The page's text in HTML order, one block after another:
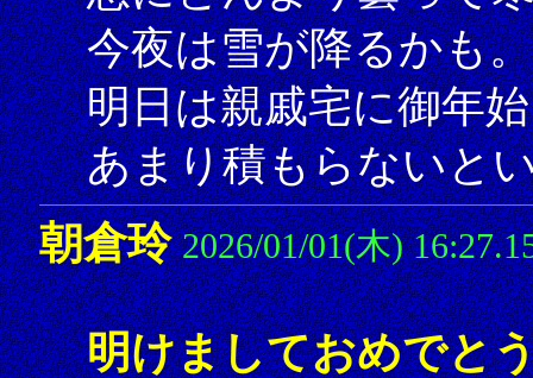
今夜は雪が降るかも。
明日は親戚宅に御年
あまり積もらないと
朝倉玲 2026/01/01(木)
明けましておめでと